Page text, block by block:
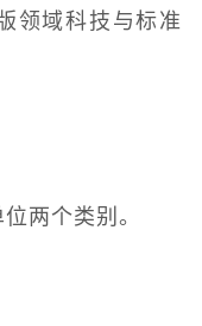
领域科技与标准
两个类别。